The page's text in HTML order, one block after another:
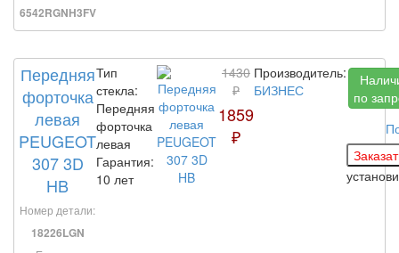
6542RGNH3FV
Передняя
форточка
левая
PEUGEOT
307 3D
HB
Номер детали:
18226LGN
Тип
стекла:
Передняя
форточка
левая
Гарантия:
10 лет
1430
₽
1859
₽
Производитель:
БИЗНЕС
по